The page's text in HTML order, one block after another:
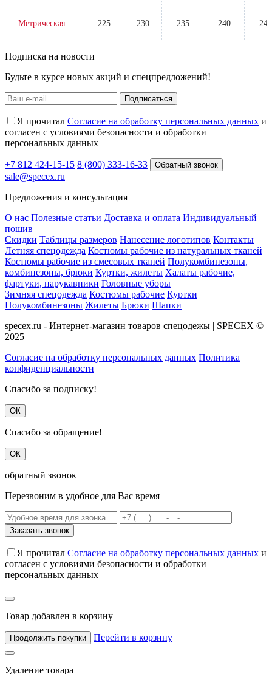
Метрическая 225 230 235 240 245
Подписка на новости
Будьте в курсе новых акций и спецпредложений!
Подписаться
Я прочитал Согласие на обработку персональных данных и
согласен с условиями безопасности и обработки
персональных данных
+7 812 424-15-15 8 (800) 333-16-33 Обратный звонок
sale@specex.ru
Предложения и консультация
О нас Полезные статьи Доставка и оплата Индивидуальный
пошив
Скидки Таблицы размеров Нанесение логотипов Контакты
Летняя спецодежда Костюмы рабочие из натуральных тканей
Костюмы рабочие из смесовых тканей Полукомбинезоны,
комбинезоны, брюки Куртки, жилеты Халаты рабочие,
фартуки, нарукавники Головные уборы
Зимняя спецодежда Костюмы рабочие Куртки
Полукомбинезоны Жилеты Брюки Шапки
specex.ru - Интернет-магазин товаров спецодежы | SPECEX ©
2025
Согласие на обработку персональных данных Политика
конфиденциальности
Спасибо за подписку!
ОК
Спасибо за обращение!
ОК
обратный звонок
Перезвоним в удобное для Вас время
Заказать звонок
Я прочитал Согласие на обработку персональных данных и
согласен с условиями безопасности и обработки
персональных данных
Товар добавлен в корзину
Продолжить покупки Перейти в корзину
Удаление товара